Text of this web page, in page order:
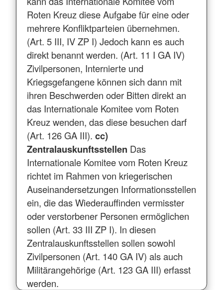
Roten Kreuz diese Aufgabe für eine oder
mehrere Konfliktparteien übernehmen.
(Art. 5 III, IV ZP I) Jedoch kann es auch
direkt benannt werden. (Art. 11 I GA IV)
Zivilpersonen, Internierte und
Kriegsgefangene können sich dann mit
ihren Beschwerden oder Bitten direkt an
das Internationale Komitee vom Roten
Kreuz wenden, das diese besuchen darf
(Art. 126 GA III). cc)
Zentralauskunftsstellen Das
Internationale Komitee vom Roten Kreuz
richtet im Rahmen von kriegerischen
Auseinandersetzungen Informationsstellen
ein, die das Wiederauffinden vermisster
oder verstorbener Personen ermöglichen
sollen (Art. 33 III ZP I). In diesen
Zentralauskunftsstellen sollen sowohl
Zivilpersonen (Art. 140 GA IV) als auch
Militärangehörige (Art. 123 GA III) erfasst
werden.